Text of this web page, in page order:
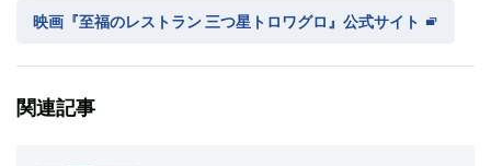
映画『至福のレストラン 三つ星トロワグロ』公式サイト
関連記事